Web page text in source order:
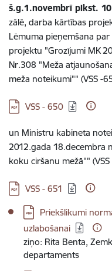
š.g.1.novembrī plkst.
zālē, darba kārtības
Lēmuma pieņemšana
projektu "Grozījumi MK
Nr.308 "Meža
meža noteikumi"" (VSS -
Lejupielādēt:
VSS - 650
un Ministru kabineta
2012.gada 18.decembra
koku ciršanu mežā""
Lejupielādēt:
VSS - 651
Lejupielādēt:
Priekšlikumi
uzlabošanai
ziņo: Rita Benta,
departaments